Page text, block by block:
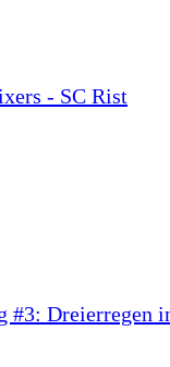
- SC Rist
#3: Dreierregen